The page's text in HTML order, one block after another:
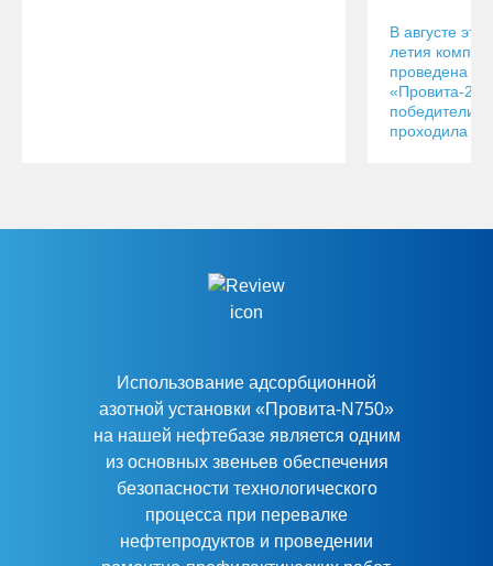
В августе
летия
проведена
«Провита-
победители
проходила на
Использование адсорбционной
азотной установки «Провита-N750»
на нашей нефтебазе является одним
из основных звеньев обеспечения
безопасности технологического
процесса при перевалке
нефтепродуктов и проведении